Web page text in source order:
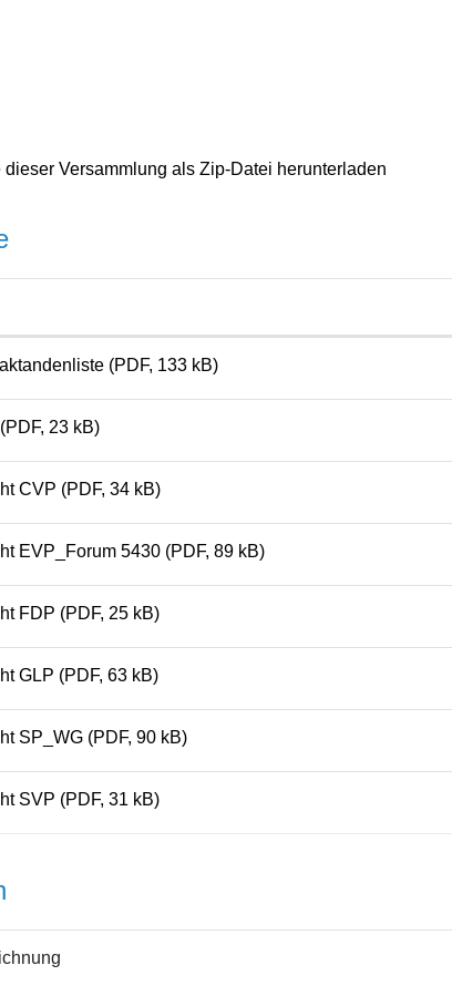
Versammlung als Zip-Datei herunterladen
(PDF, 133 kB)
(PDF, 23 kB)
CVP (PDF, 34 kB)
EVP_Forum 5430 (PDF, 89 kB)
FDP (PDF, 25 kB)
GLP (PDF, 63 kB)
SP_WG (PDF, 90 kB)
SVP (PDF, 31 kB)